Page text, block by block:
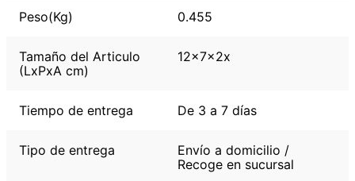
Peso(Kg) 0.455
Tamaño del Articulo
(LxPxA cm)
12x7x2x
Tiempo de entrega De 3 a 7 días
Tipo de entrega
Envío a domicilio /
Recoge en sucursal